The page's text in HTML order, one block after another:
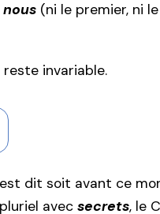
nous (ni le premier, ni
reste invariable.
dit soit avant ce
avec secrets, le